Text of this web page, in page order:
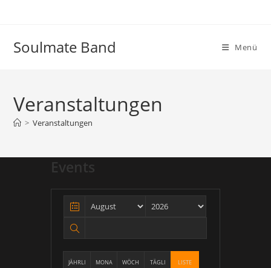
Soulmate Band Menü
Veranstaltungen
> Veranstaltungen
Events
JÄHRLI MONA WÖCH TÄGLI LISTE